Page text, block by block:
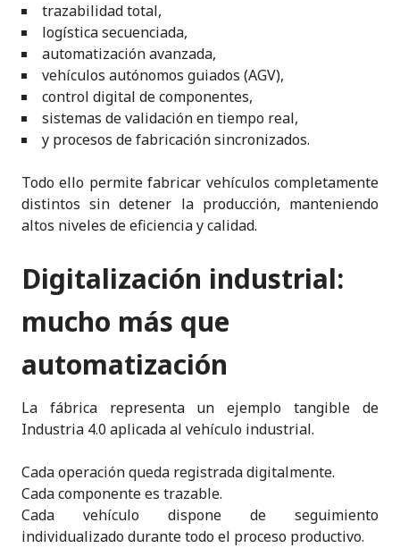
trazabilidad total,
logística secuenciada,
automatización avanzada,
vehículos autónomos guiados (AGV),
control digital de componentes,
sistemas de validación en tiempo real,
y procesos de fabricación sincronizados.
Todo ello permite fabricar vehículos completamente
distintos sin detener la producción, manteniendo
altos niveles de eficiencia y calidad.
Digitalización industrial:
mucho más que
automatización
La fábrica representa un ejemplo tangible de
Industria 4.0 aplicada al vehículo industrial.
Cada operación queda registrada digitalmente.
Cada componente es trazable.
Cada vehículo dispone de seguimiento
individualizado durante todo el proceso productivo.